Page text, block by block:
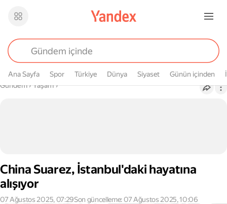
Ana Sayfa Spor Türkiye Dünya Siyaset Günün içinden
Buradasın
Gündem› Yaşam›
China Suarez, İstanbul'daki hayatına
alışıyor
07 Ağustos 2025, 07:29Son güncelleme: 07 Ağustos 2025, 10:06